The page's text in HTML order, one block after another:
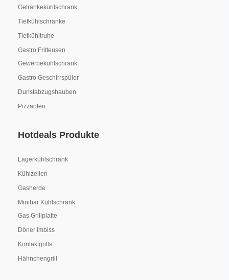
Getränkekühlschrank
Tiefkühlschränke
Tiefkühltruhe
Gastro Fritteusen
Gewerbekühlschrank
Gastro Geschirrspüler
Dunstabzugshauben
Pizzaofen
Hotdeals Produkte
Lagerkühlschrank
Kühlzellen
Gasherde
Minibar Kühlschrank
Gas Grillplatte
Döner Imbiss
Kontaktgrills
Hähnchengrill